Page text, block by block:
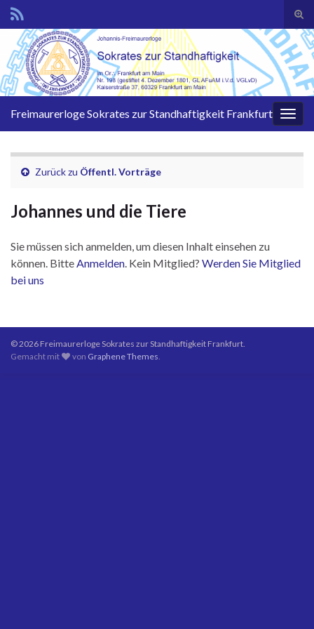
Search for:
Freimaurerloge Sokrates zur Standhaftigkeit Frankfurt
Zurück zu Öffentl. Vorträge
Johannes und die Tiere
Sie müssen sich anmelden, um diesen Inhalt einsehen zu
können. Bitte Anmelden . Kein Mitglied? Werden Sie Mitglied
bei uns
© 2026 Freimaurerloge Sokrates zur Standhaftigkeit Frankfurt.
Gemacht mit
von Graphene Themes